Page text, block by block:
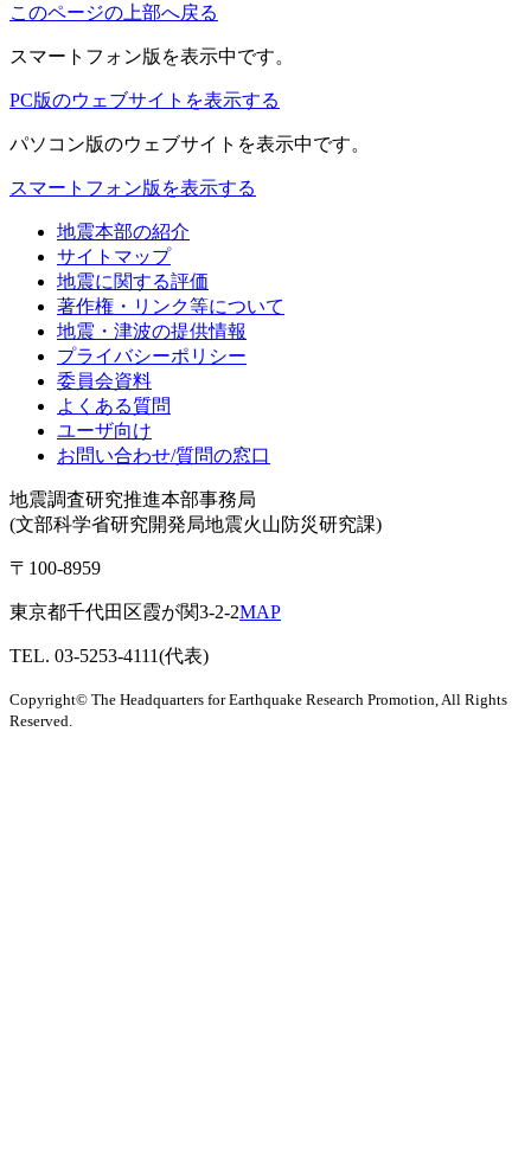
このページの上部へ戻る
スマートフォン版 を表示中です。
PC版のウェブサイトを表示する
パソコン版のウェブサイトを表示中です。
スマートフォン版を表示する
地震本部の紹介
サイトマップ
地震に関する評価
著作権・リンク等について
地震・津波の提供情報
プライバシーポリシー
委員会資料
よくある質問
ユーザ向け
お問い合わせ/質問の窓口
地震調査研究推進本部事務局
(文部科学省研究開発局地震火山防災研究課)
〒100-8959
東京都千代田区霞が関3-2-2MAP
TEL. 03-5253-4111(代表)
Copyright© The Headquarters for Earthquake Research Promotion, All Rights
Reserved.